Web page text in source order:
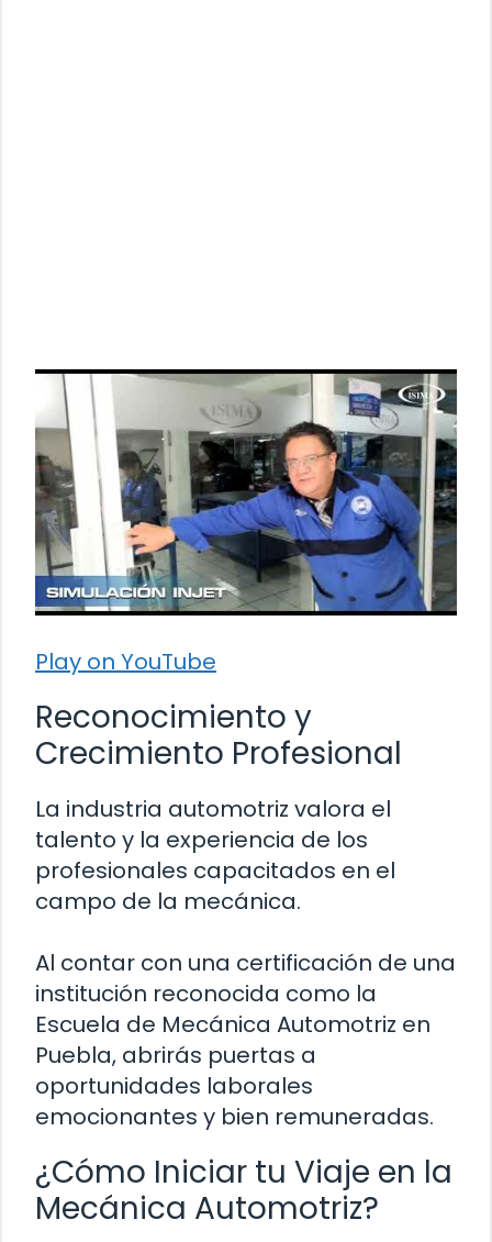
Play on YouTube
Reconocimiento y
Crecimiento Profesional
La industria automotriz valora el
talento y la experiencia de los
profesionales capacitados en el
campo de la mecánica.
Al contar con una certificación de una
institución reconocida como la
Escuela de Mecánica Automotriz en
Puebla, abrirás puertas a
oportunidades laborales
emocionantes y bien remuneradas.
¿Cómo Iniciar tu Viaje en la
Mecánica Automotriz?